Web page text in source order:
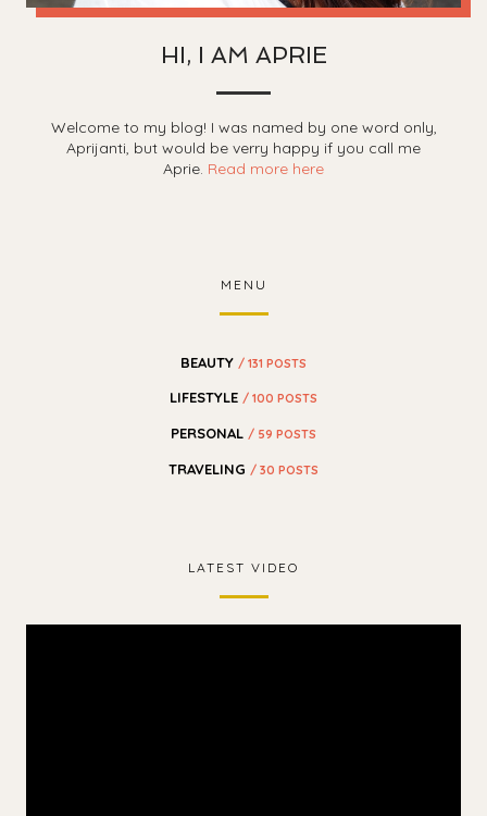
HI, I AM APRIE
Welcome to my blog! I was named by one word only,
Aprijanti, but would be verry happy if you call me
Aprie. Read more here
MENU
BEAUTY / 131 POSTS
LIFESTYLE / 100 POSTS
PERSONAL / 59 POSTS
TRAVELING / 30 POSTS
LATEST VIDEO